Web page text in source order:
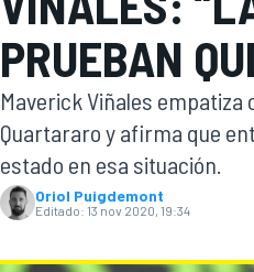
WEC
PRUEBAN
Maverick Viñales
Quartararo y afirma que
estado en esa situación.
Oriol Puigdemont
Editado: 13 nov 2020, 19:34